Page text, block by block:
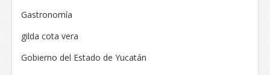
Gastronomía
gilda cota vera
Gobierno del Estado de Yucatán